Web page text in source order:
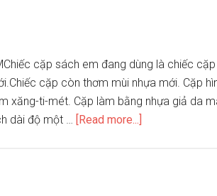
cặp sách em đang dùng là chiếc
cặp còn thơm mùi nhựa mới. Cặp
xăng-ti-mét. Cặp làm bằng nhựa giả da
dài độ một … [Read more...]